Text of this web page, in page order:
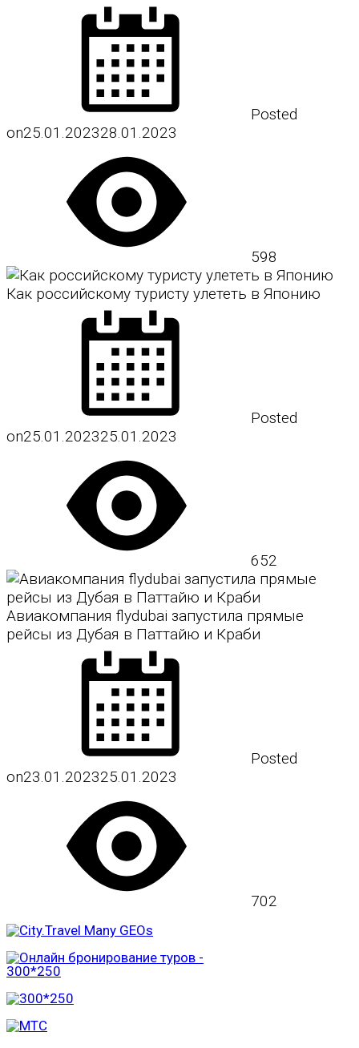
Posted
on25.01.202328.01.2023
598
Как российскому туристу улететь в Японию
Posted
on25.01.202325.01.2023
652
Авиакомпания flydubai запустила прямые
рейсы из Дубая в Паттайю и Краби
Posted
on23.01.202325.01.2023
702